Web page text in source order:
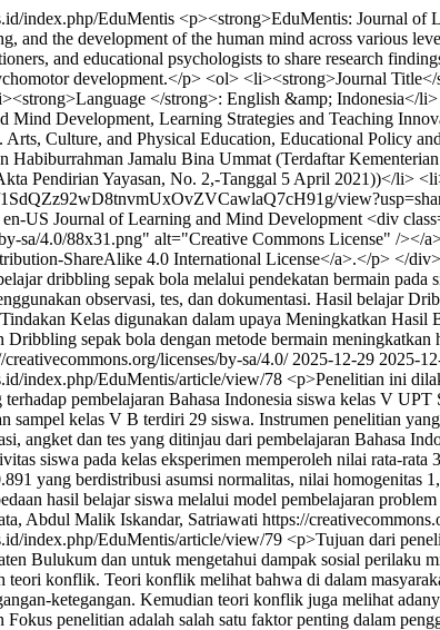
index.php/EduMentis <p><strong>EduMentis: Journal of
and the development of the human mind across various
and educational psychologists to share research
development.</p> <ol> <li><strong>Journal
</strong>: English &amp; Indonesia</
Mind Development, Learning Strategies and Teaching
Culture, and Physical Education, Educational Policy
Habiburrahman Jamalu Bina Ummat (Terdaftar
Pendirian Yayasan, No. 2,-Tanggal 5 April 2021))</li>
en-US Journal of Learning and Mind Development <div
sa/4.0/88x31.png" alt="Creative Commons License" /></
ShareAlike 4.0 International License</a>.</p> </
dribbling sepak bola melalui pendekatan bermain
observasi, tes, dan dokumentasi. Hasil belajar
Kelas digunakan dalam upaya Meningkatkan
sepak bola dengan metode bermain meningkatkan
licenses/by-sa/4.0/ 2025-12-29 2025-
index.php/EduMentis/article/view/78 <p>Penelitian ini
pembelajaran Bahasa Indonesia siswa kelas V
sampel kelas V B terdiri 29 siswa. Instrumen penelitian
angket dan tes yang ditinjau dari pembelajaran Bahasa
siswa pada kelas eksperimen memperoleh nilai rata-
yang berdistribusi asumsi normalitas, nilai
hasil belajar siswa melalui model pembelajaran
Abdul Malik Iskandar, Satriawati https://
index.php/EduMentis/article/view/79 <p>Tujuan dari
Bulukum dan untuk mengetahui dampak sosial
konflik. Teori konflik melihat bahwa di dalam
ketegangan. Kemudian teori konflik juga melihat
penelitian adalah salah satu faktor penting dalam